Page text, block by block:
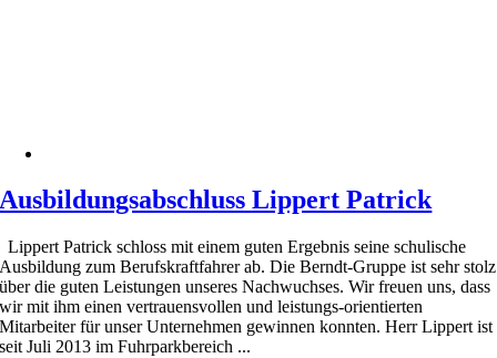
Ausbildungsabschluss Lippert Patrick
Lippert Patrick schloss mit einem guten Ergebnis seine schulische
Ausbildung zum Berufskraftfahrer ab. Die Berndt-Gruppe ist sehr stolz
über die guten Leistungen unseres Nachwuchses. Wir freuen uns, dass
wir mit ihm einen vertrauensvollen und leistungs-orientierten
Mitarbeiter für unser Unternehmen gewinnen konnten. Herr Lippert ist
seit Juli 2013 im Fuhrparkbereich ...